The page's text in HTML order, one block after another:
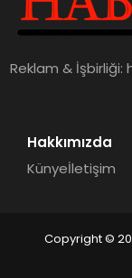
Reklam & İşbirliği:
Hakkımızda
Künyeİletişim
Copyright ©